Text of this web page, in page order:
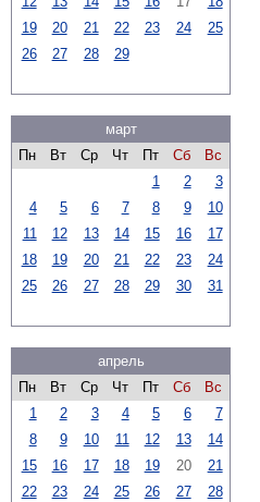
19
20 21 22 23 24
25
26
27 28 29
март
Пн
Вт Ср Чт Пт Сб
Вс
1
2
3
4
5 6 7 8 9
10
11
12 13 14 15 16
17
18
19 20 21 22 23
24
25
26 27 28 29 30 31
апрель
Пн
Вт Ср Чт Пт Сб
Вс
1
2 3 4 5 6
7
8
9 10 11 12 13
14
15
16 17 18 19 20
21
22
23 24 25 26 27
28